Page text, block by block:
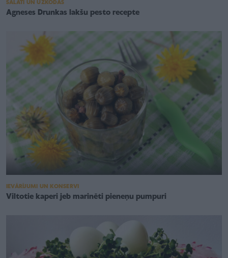
SALĀTI UN UZKODAS
Agneses Drunkas lakšu pesto recepte
IEVĀRĪJUMI UN KONSERVI
Viltotie kaperi jeb marinēti pieneņu pumpuri